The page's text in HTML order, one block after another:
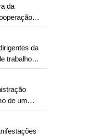
da
em
da
trabalho
de um